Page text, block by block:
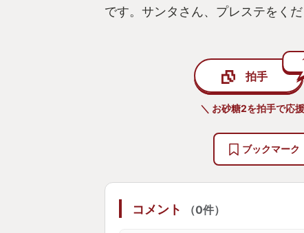
です。サンタさん、プレステをく
拍手
＼ お砂糖2を拍手で応
ブックマーク
コメント （0件）